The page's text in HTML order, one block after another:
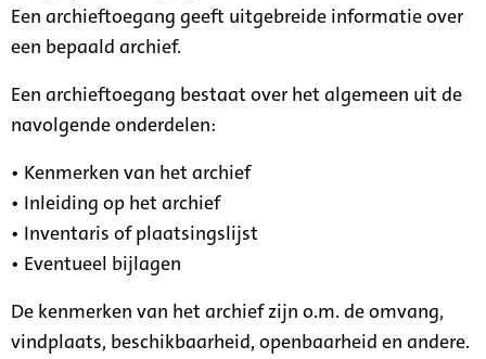
Een archieftoegang geeft uitgebreide informatie over
een bepaald archief.
Een archieftoegang bestaat over het algemeen uit de
navolgende onderdelen:
• Kenmerken van het archief
• Inleiding op het archief
• Inventaris of plaatsingslijst
• Eventueel bijlagen
De kenmerken van het archief zijn o.m. de omvang,
vindplaats, beschikbaarheid, openbaarheid en andere.